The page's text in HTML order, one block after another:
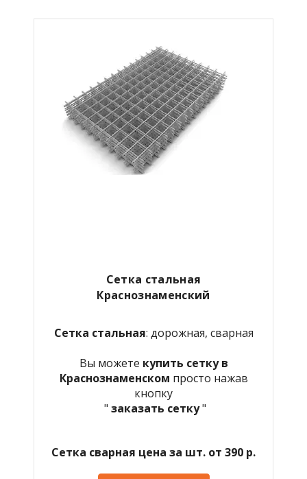
Сетка стальная
Краснознаменский
Сетка стальная: дорожная, сварная
Вы можете купить сетку в
Краснознаменском просто нажав
кнопку
" заказать сетку"
Сетка сварная цена за шт. от 390 р.